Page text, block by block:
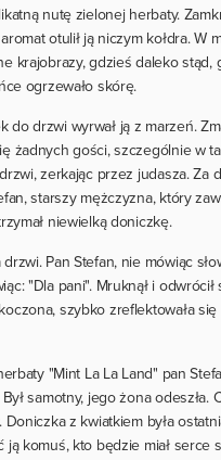
nutę zielonej herbaty.
otulił ją niczym kołdra. W
krajobrazy, gdzieś daleko stąd,
ogrzewało skórę.
do drzwi wyrwał ją z marzeń.
żadnych gości, szczególnie w
zerkając przez judasza. Za
starszy mężczyzna, który
niewielką doniczkę.
drzwi. Pan Stefan, nie mówiąc
"Dla pani". Mruknął i
szybko zreflektowała się
"Mint La La Land" pan
samotny, jego żona odeszła.
z kwiatkiem była
ją komuś, kto będzie miał serce